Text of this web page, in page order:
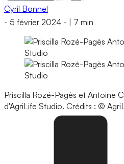
Cyril Bonnel
- 5 février 2024 - 7 min
Priscilla Rozé-Pagès et Antoine
d'AgriLife Studio. Crédits : ©